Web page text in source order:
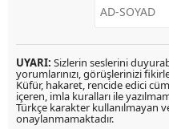
UYARI: Sizlerin seslerini
yorumlarınızı, görüşlerinizi
Küfür, hakaret, rencide edici
içeren, imla kuralları ile
Türkçe karakter kullanılmayan
onaylanmamaktadır.